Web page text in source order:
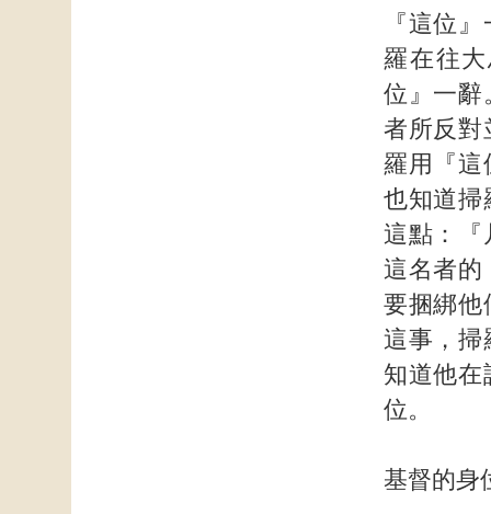
『這位
羅在往
位』一辭
者所反對
羅用『這
也知道掃
這點：『
這名者的
要捆綁他
這事，掃
知道他在
位。
基督的身